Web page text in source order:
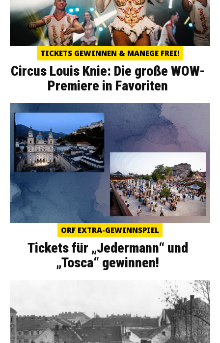
TICKETS GEWINNEN & MANEGE FREI!
Circus Louis Knie: Die große WOW-
Premiere in Favoriten
ORF EXTRA-GEWINNSPIEL
Tickets für „Jedermann“ und
„Tosca“ gewinnen!